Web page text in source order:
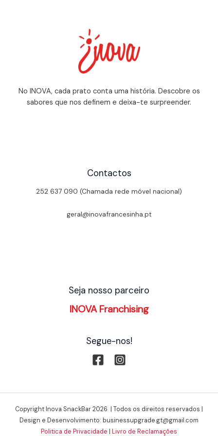
No INOVA, cada prato conta uma história. Descobre os
sabores que nos definem e deixa-te surpreender.
Contactos
252 637 090 (Chamada rede móvel nacional)
geral@inovafrancesinha.pt
Seja nosso parceiro
INOVA Franchising
Segue-nos!
Copyright Inova SnackBar 2026 | Todos os direitos reservados |
Design e Desenvolvimento: businessupgrade.gt@gmail.com
Politica de Privacidade | Livro de Reclamações